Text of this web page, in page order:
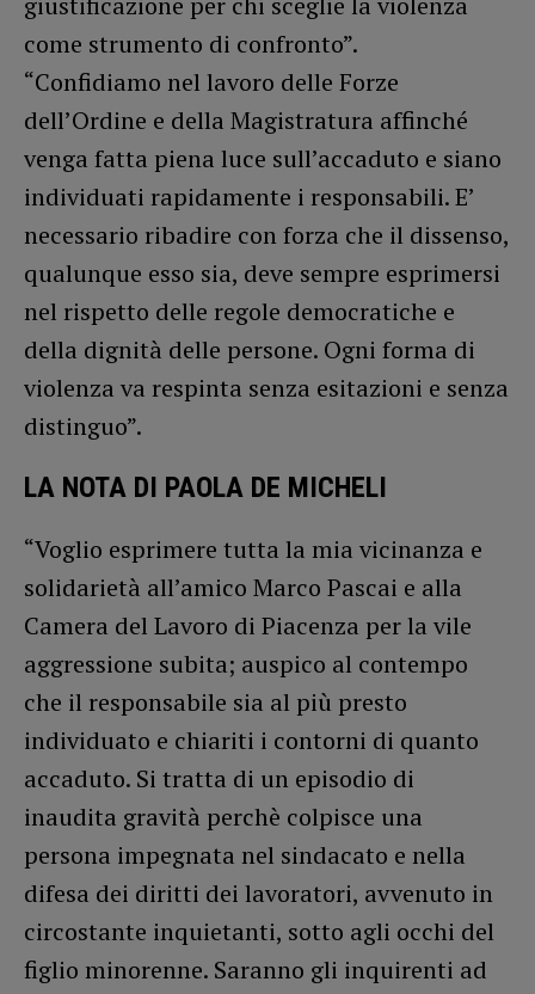
come strumento di confronto”.
“Confidiamo nel lavoro delle Forze
dell’Ordine e della Magistratura affinché
venga fatta piena luce sull’accaduto e siano
individuati rapidamente i responsabili. E’
necessario ribadire con forza che il dissenso,
qualunque esso sia, deve sempre esprimersi
nel rispetto delle regole democratiche e
della dignità delle persone. Ogni forma di
violenza va respinta senza esitazioni e senza
distinguo”.
LA NOTA DI PAOLA DE MICHELI
“Voglio esprimere tutta la mia vicinanza e
solidarietà all’amico Marco Pascai e alla
Camera del Lavoro di Piacenza per la vile
aggressione subita; auspico al contempo
che il responsabile sia al più presto
individuato e chiariti i contorni di quanto
accaduto. Si tratta di un episodio di
inaudita gravità perchè colpisce una
persona impegnata nel sindacato e nella
difesa dei diritti dei lavoratori, avvenuto in
circostante inquietanti, sotto agli occhi del
figlio minorenne. Saranno gli inquirenti ad